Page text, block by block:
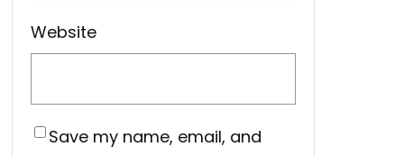
Website
Save my name, email, and